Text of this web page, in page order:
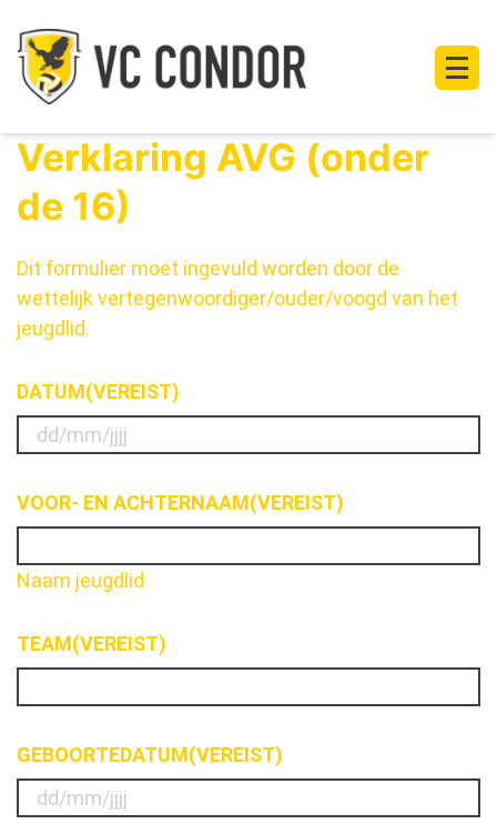
Verklaring AVG (onder
de 16)
Dit formulier moet ingevuld worden door de
wettelijk vertegenwoordiger/ouder/voogd van het
jeugdlid.
DATUM(VEREIST)
DD
MM
JJJJ
VOOR- EN ACHTERNAAM(VEREIST)
Naam jeugdlid
TEAM(VEREIST)
GEBOORTEDATUM(VEREIST)
DD